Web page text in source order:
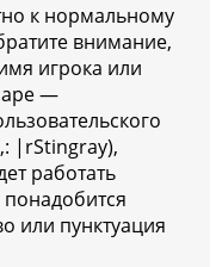
к нормальному
внимание,
игрока или
—
|rStingray),
работать
или пунктуация